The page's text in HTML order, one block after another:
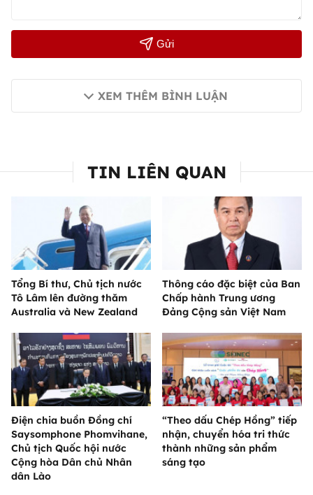
Gửi
XEM THÊM BÌNH LUẬN
TIN LIÊN QUAN
Tổng Bí thư, Chủ tịch nước
Tô Lâm lên đường thăm
Australia và New Zealand
Thông cáo đặc biệt của Ban
Chấp hành Trung ương
Đảng Cộng sản Việt Nam
Điện chia buồn Đồng chí
Saysomphone Phomvihane,
Chủ tịch Quốc hội nước
Cộng hòa Dân chủ Nhân
dân Lào
“Theo dấu Chép Hồng” tiếp
nhận, chuyển hóa tri thức
thành những sản phẩm
sáng tạo